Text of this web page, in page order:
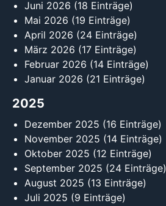
Juni 2026 (18 Einträge)
Mai 2026 (19 Einträge)
April 2026 (24 Einträge)
März 2026 (17 Einträge)
Februar 2026 (14 Einträge)
Januar 2026 (21 Einträge)
2025
Dezember 2025 (16 Einträge)
November 2025 (14 Einträge)
Oktober 2025 (12 Einträge)
September 2025 (24 Einträge)
August 2025 (13 Einträge)
Juli 2025 (9 Einträge)